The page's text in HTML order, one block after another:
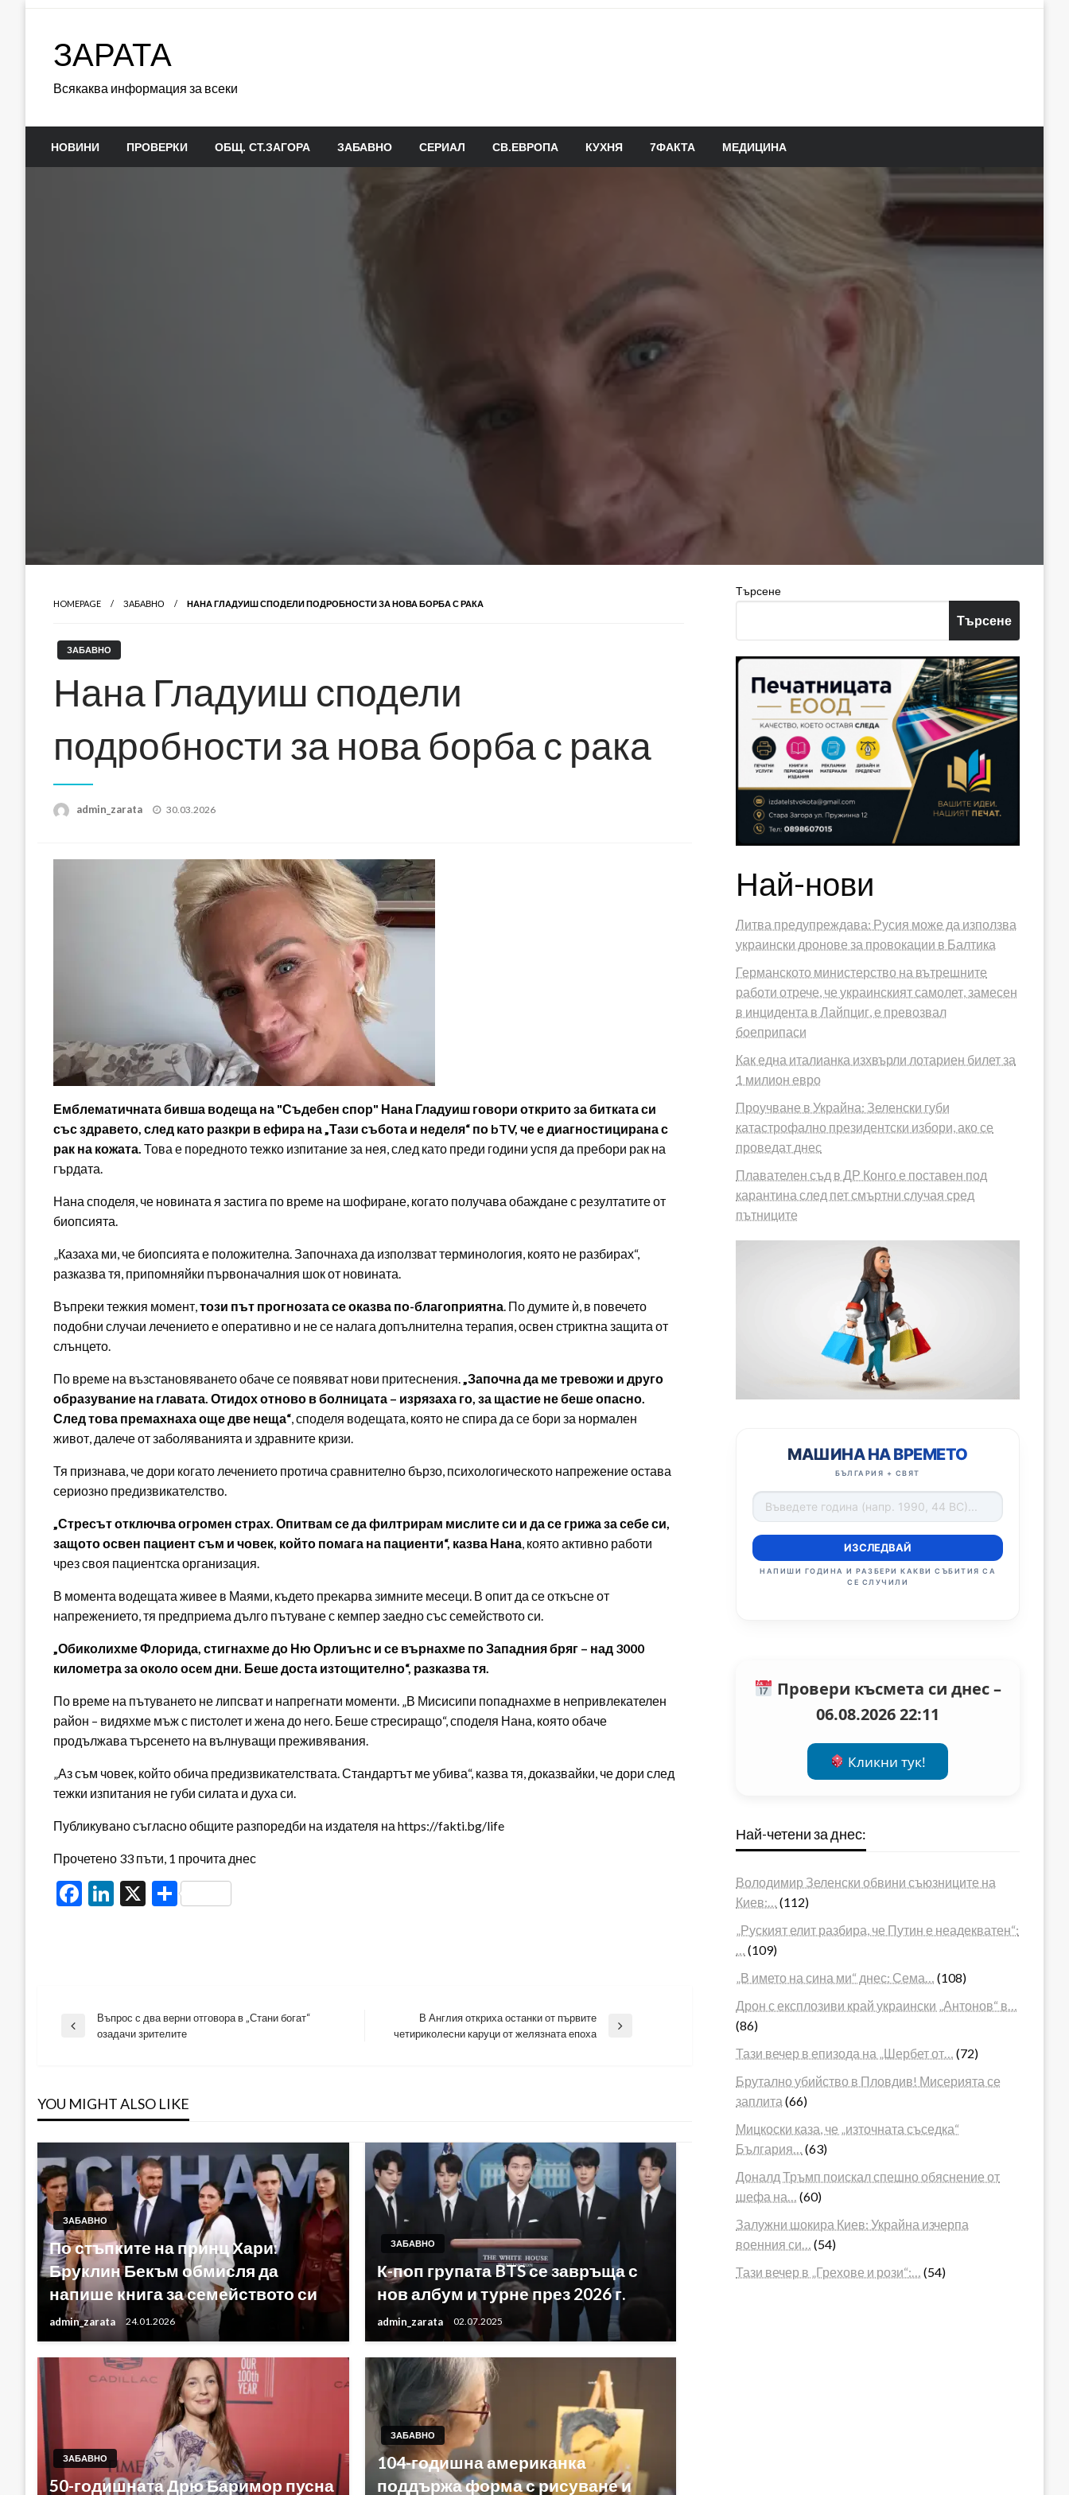
ЗАРАТА
Всякаква информация за всеки
НОВИНИ ПРОВЕРКИ ОБЩ. СТ.ЗАГОРА ЗАБАВНО СЕРИАЛ СВ.ЕВРОПА КУХНЯ 7ФАКТА МЕДИЦИНА
HOMEPAGE ЗАБАВНО НАНА ГЛАДУИШ СПОДЕЛИ ПОДРОБНОСТИ ЗА НОВА БОРБА С РАКА
ЗАБАВНО
Нана Гладуиш сподели
подробности за нова борба с рака
admin_zarata
Posted
30.03.2026
Емблематичната бивша водеща на "Съдебен спор" Нана Гладуиш говори открито за битката си
със здравето, след като разкри в ефира на „Тази събота и неделя“ по bTV, че е диагностицирана с
рак на кожата. Това е поредното тежко изпитание за нея, след като преди години успя да пребори рак на
гърдата.
Нана споделя, че новината я застига по време на шофиране, когато получава обаждане с резултатите от
биопсията.
„Казаха ми, че биопсията е положителна. Започнаха да използват терминология, която не разбирах“,
разказва тя, припомняйки първоначалния шок от новината.
Въпреки тежкия момент,този път прогнозата се оказва по-благоприятна. По думите ѝ, в повечето
подобни случаи лечението е оперативно и не се налага допълнителна терапия, освен стриктна защита от
слънцето.
По време на възстановяването обаче се появяват нови притеснения.„Започна да ме тревожи и друго
образувание на главата. Отидох отново в болницата – изрязаха го, за щастие не беше опасно.
След това премахнаха още две неща“, споделя водещата, която не спира да се бори за нормален
живот, далече от заболяванията и здравните кризи.
Тя признава, че дори когато лечението протича сравнително бързо, психологическото напрежение остава
сериозно предизвикателство.
„Стресът отключва огромен страх. Опитвам се да филтрирам мислите си и да се грижа за себе си,
защото освен пациент съм и човек, който помага на пациенти“, казва Нана, която активно работи
чрез своя пациентска организация.
В момента водещата живее в Маями, където прекарва зимните месеци. В опит да се откъсне от
напрежението, тя предприема дълго пътуване с кемпер заедно със семейството си.
„Обиколихме Флорида, стигнахме до Ню Орлиънс и се върнахме по Западния бряг – над 3000
километра за около осем дни. Беше доста изтощително“, разказва тя.
По време на пътуването не липсват и напрегнати моменти. „В Мисисипи попаднахме в непривлекателен
район – видяхме мъж с пистолет и жена до него. Беше стресиращо“, споделя Нана, която обаче
продължава търсенето на вълнуващи преживявания.
„Аз съм човек, който обича предизвикателствата. Стандартът ме убива“, казва тя, доказвайки, че дори след
тежки изпитания не губи силата и духа си.
Публикувано съгласно общите разпоредби на издателя на https://fakti.bg/life
Прочетено 33 пъти, 1 прочита днес
Facebook
LinkedIn
X Share
Навигация
Previous
Въпрос с два верни отговора в „Стани богат“
озадачи зрителите
Next
В Англия откриха останки от първите
четириколесни каруци от желязната епоха
YOU MIGHT ALSO LIKE
ЗАБАВНО
По стъпките на принц Хари:
Бруклин Бекъм обмисля да
напише книга за семейството си
admin_zarata 24.01.2026
ЗАБАВНО
К-поп групата BTS се завръща с
нов албум и турне през 2026 г.
admin_zarata 02.07.2025
ЗАБАВНО
50-годишната Дрю Баримор пусна
ЗАБАВНО
104-годишна американка
поддържа форма с рисуване и
Търсене
Търсене
Най-нови
Литва предупреждава: Русия може да използва
украински дронове за провокации в Балтика
Германското министерство на вътрешните
работи отрече, че украинският самолет, замесен
в инцидента в Лайпциг, е превозвал
боеприпаси
Как една италианка изхвърли лотариен билет за
1 милион евро
Проучване в Украйна: Зеленски губи
катастрофално президентски избори, ако се
проведат днес
Плавателен съд в ДР Конго е поставен под
карантина след пет смъртни случая сред
пътниците
МАШИНА НА ВРЕМЕТО
БЪЛГАРИЯ + СВЯТ
ИЗСЛЕДВАЙ
НАПИШИ ГОДИНА И РАЗБЕРИ КАКВИ СЪБИТИЯ СА
СЕ СЛУЧИЛИ
Провери късмета си днес –
06.08.2026 22:11
Кликни тук!
Най-четени за днес:
Володимир Зеленски обвини съюзниците на
Киев:…
(112)
„Руският елит разбира, че Путин е неадекватен“:
(109)
„В името на сина ми“ днес: Сема…
(108)
Дрон с експлозиви край украински „Антонов“ в…
(86)
Тази вечер в епизода на „Шербет от…
(72)
Брутално убийство в Пловдив! Мисерията се
заплита (66)
Мицкоски каза, че „източната съседка“
България…
(63)
Доналд Тръмп поискал спешно обяснение от
шефа на…
(60)
Залужни шокира Киев: Украйна изчерпа
военния си…
(54)
Тази вечер в „Грехове и рози“:…
(54)